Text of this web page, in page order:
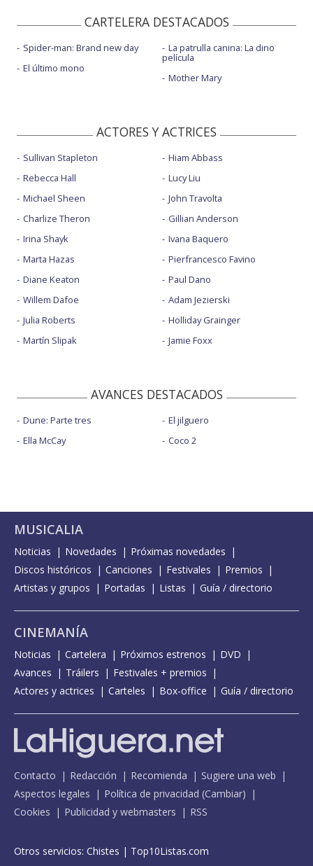
CARTELERA DESTACADOS
Spider-man: Brand new day
El último mono
La patrulla canina: La dino
película
Mother Mary
ACTORES Y ACTRICES
Sullivan Stapleton
Rebecca Hall
Michael Sheen
Charlize Theron
Irina Shayk
Marta Hazas
Diane Keaton
Willem Dafoe
Julia Roberts
Martín Slipak
Hiam Abbass
Lucy Liu
John Travolta
Gillian Anderson
Ivana Baquero
Pierfrancesco Favino
Paul Dano
Adam Jezierski
Holliday Grainger
Jamie Foxx
AVANCES DESTACADOS
Dune: Parte tres
Ella McCay
El jilguero
Coco 2
MUSICALIA
Noticias Novedades
Próximas novedades
Discos históricos
Canciones Festivales
Premios
Artistas y grupos
Portadas Listas Guía / directorio
CINEMANÍA
Noticias Cartelera Próximos estrenos
DVD
Avances
Tráilers
Festivales + premios
Actores y actrices
Carteles Box-office Guía / directorio
Contacto Redacción Recomienda
Sugiere una web
Aspectos legales
Política de privacidad (Cambiar)
Cookies
Publicidad y webmasters RSS
Otros servicios: Chistes | Top10Listas.com